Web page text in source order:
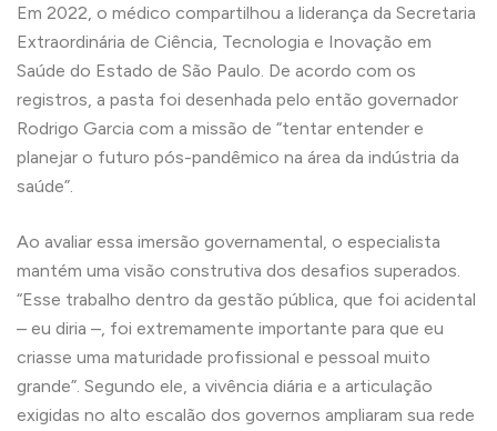
Em 2022, o médico compartilhou a liderança da Secretaria
Extraordinária de Ciência, Tecnologia e Inovação em
Saúde do Estado de São Paulo. De acordo com os
registros, a pasta foi desenhada pelo então governador
Rodrigo Garcia com a missão de “tentar entender e
planejar o futuro pós-pandêmico na área da indústria da
saúde”.
Ao avaliar essa imersão governamental, o especialista
mantém uma visão construtiva dos desafios superados.
“Esse trabalho dentro da gestão pública, que foi acidental
– eu diria –, foi extremamente importante para que eu
criasse uma maturidade profissional e pessoal muito
grande”. Segundo ele, a vivência diária e a articulação
exigidas no alto escalão dos governos ampliaram sua rede